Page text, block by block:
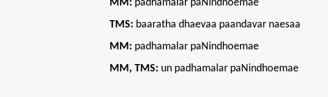
MM: padhamalar paNindhoemae
TMS: baaratha dhaevaa paandavar naesaa
MM: padhamalar paNindhoemae
MM, TMS: un padhamalar paNindhoemae